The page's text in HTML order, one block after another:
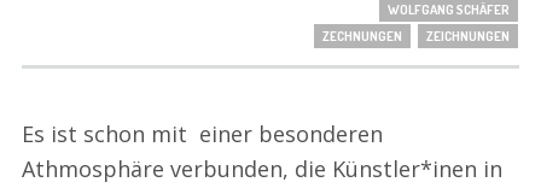
WOLFGANG SCHÄFER
ZECHNUNGEN
ZEICHNUNGEN
Es ist schon mit einer besonderen
Athmosphäre verbunden, die Künstler*inen in